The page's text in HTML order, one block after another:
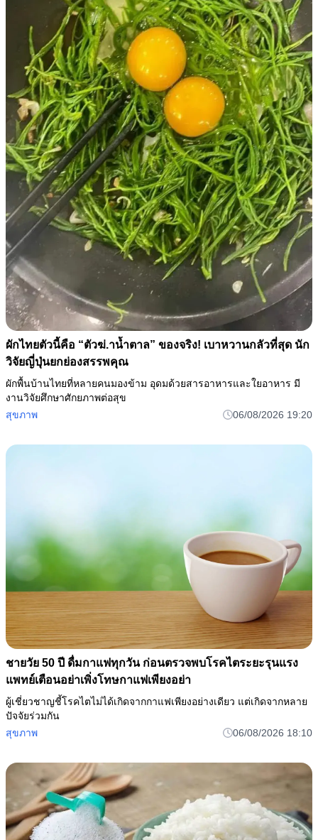
ผักไทยตัวนี้คือ “ตัวฆ่.าน้ำตาล” ของจริง! เบาหวานกลัวที่สุด นัก
วิจัยญี่ปุ่นยกย่องสรรพคุณ
ผักพื้นบ้านไทยที่หลายคนมองข้าม อุดมด้วยสารอาหารและใยอาหาร มี
งานวิจัยศึกษาศักยภาพต่อสุข
สุขภาพ
06/08/2026 19:20
ชายวัย 50 ปี ดื่มกาแฟทุกวัน ก่อนตรวจพบโรคไตระยะรุนแรง
แพทย์เตือนอย่าเพิ่งโทษกาแฟเพียงอย่า
ผู้เชี่ยวชาญชี้โรคไตไม่ได้เกิดจากกาแฟเพียงอย่างเดียว แต่เกิดจากหลาย
ปัจจัยร่วมกัน
สุขภาพ
06/08/2026 18:10